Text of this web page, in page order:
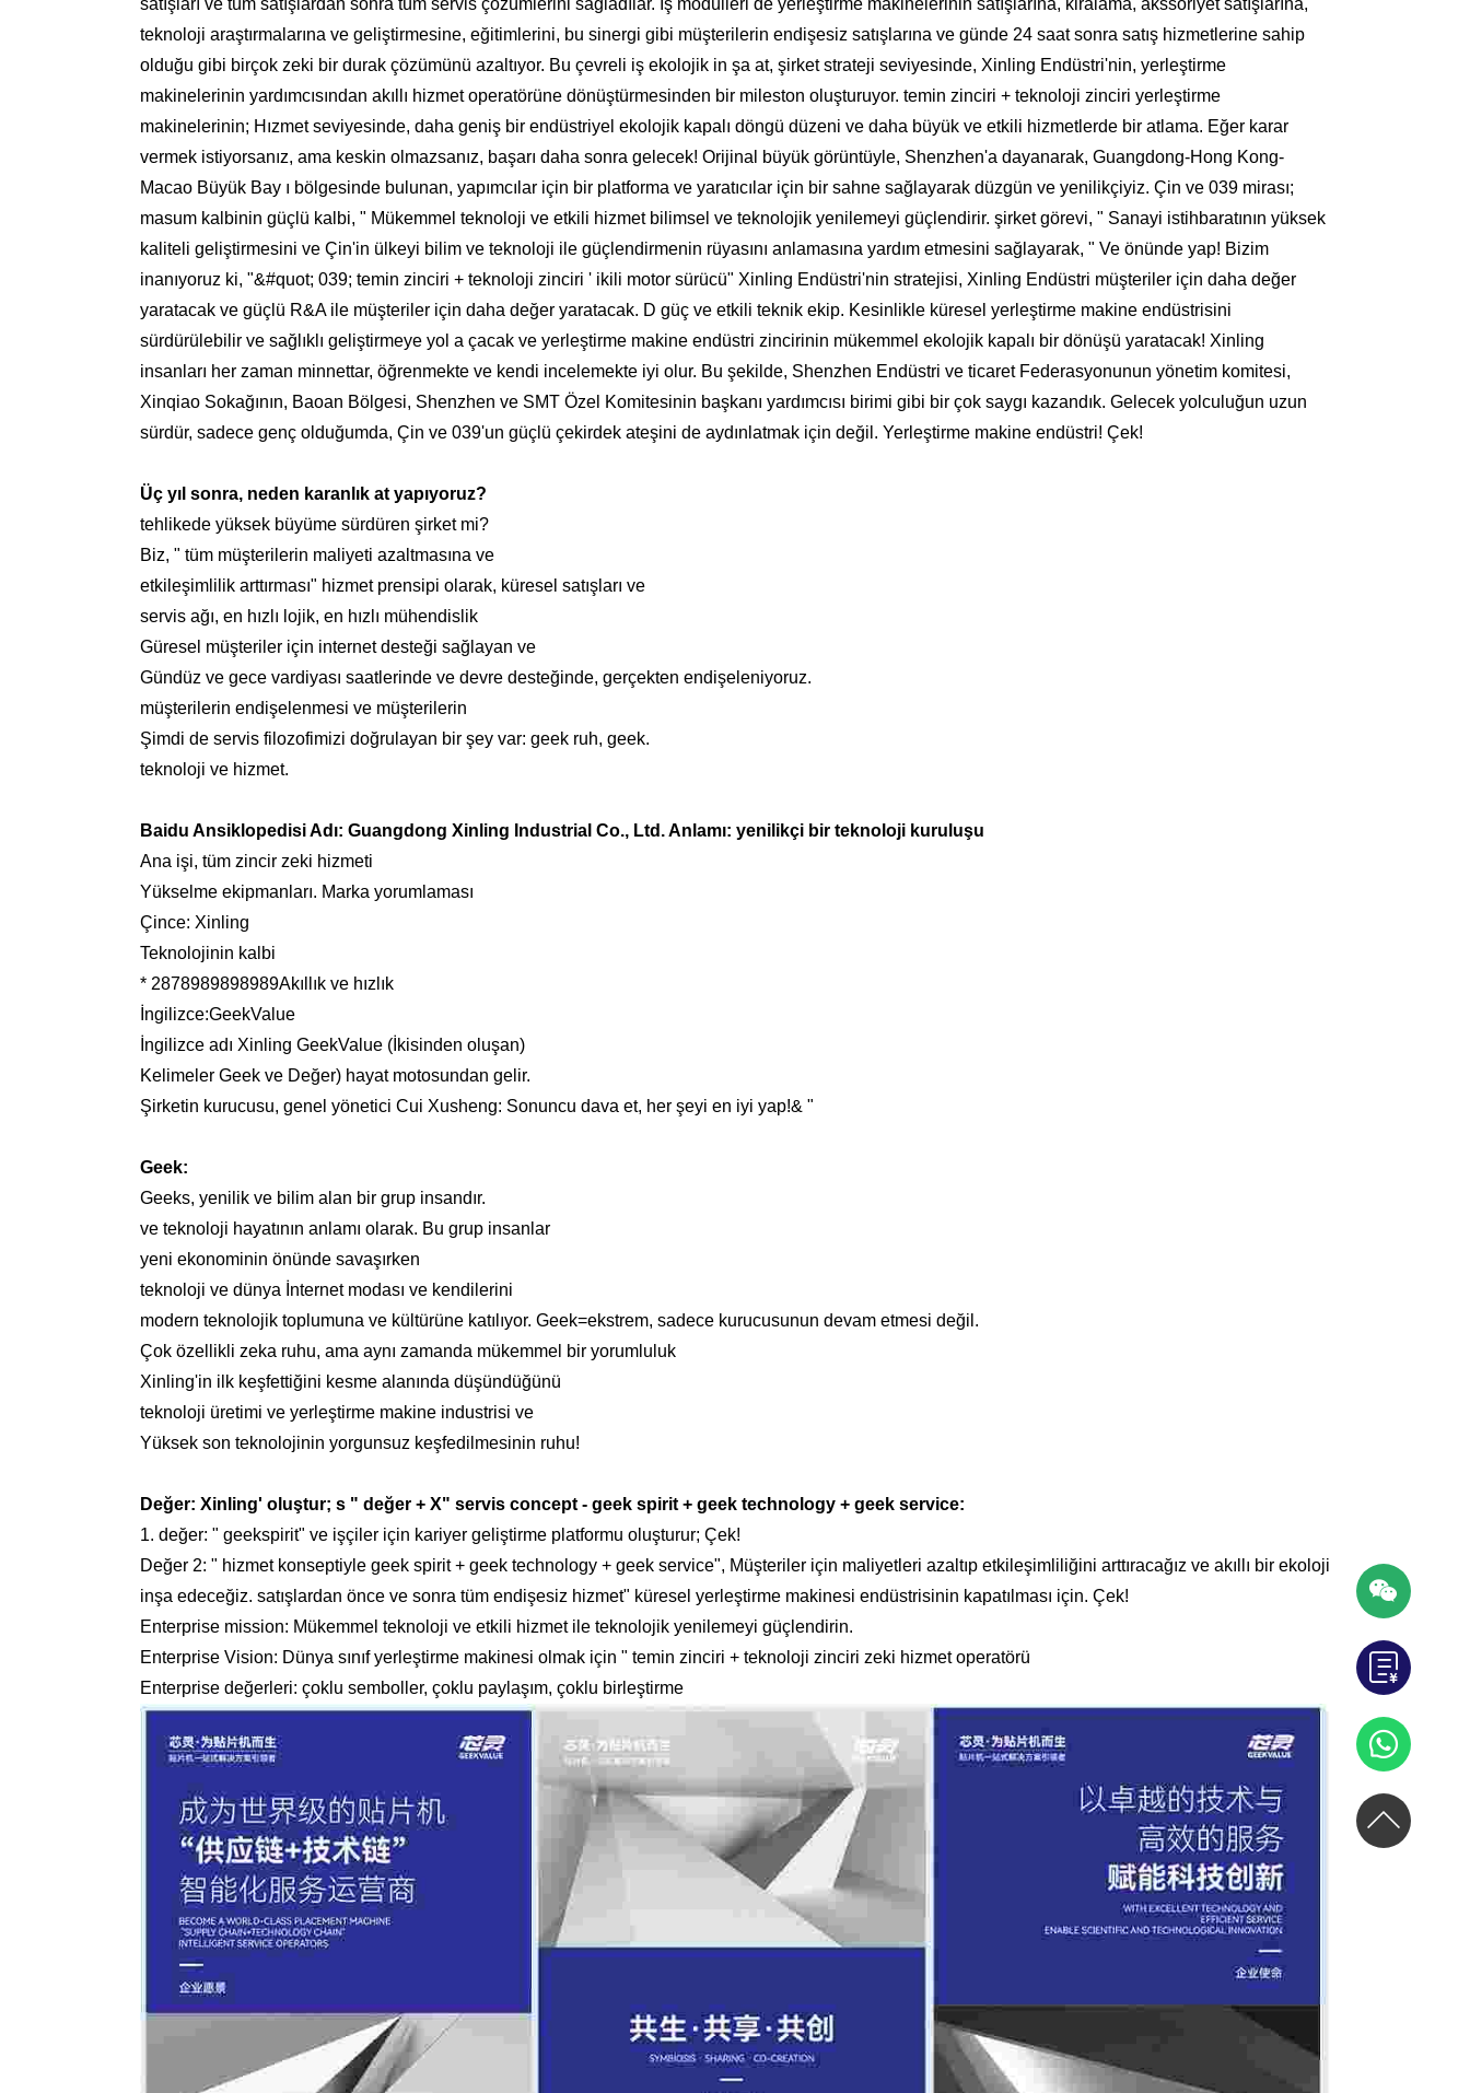
satışları ve tüm satışlardan sonra tüm servis çözümlerini sağladılar. İş modülleri de yerleştirme makinelerinin satışlarına, kiralama, akssoriyet satışlarına,
teknoloji araştırmalarına ve geliştirmesine, eğitimlerini, bu sinergi gibi müşterilerin endişesiz satışlarına ve günde 24 saat sonra satış hizmetlerine sahip
olduğu gibi birçok zeki bir durak çözümünü azaltıyor. Bu çevreli iş ekolojik in şa at, şirket strateji seviyesinde, Xinling Endüstri'nin, yerleştirme
makinelerinin yardımcısından akıllı hizmet operatörüne dönüştürmesinden bir mileston oluşturuyor. temin zinciri + teknoloji zinciri yerleştirme
makinelerinin; Hızmet seviyesinde, daha geniş bir endüstriyel ekolojik kapalı döngü düzeni ve daha büyük ve etkili hizmetlerde bir atlama. Eğer karar
vermek istiyorsanız, ama keskin olmazsanız, başarı daha sonra gelecek! Orijinal büyük görüntüyle, Shenzhen'a dayanarak, Guangdong-Hong Kong-
Macao Büyük Bay ı bölgesinde bulunan, yapımcılar için bir platforma ve yaratıcılar için bir sahne sağlayarak düzgün ve yenilikçiyiz. Çin ve 039 mirası;
masum kalbinin güçlü kalbi, " Mükemmel teknoloji ve etkili hizmet bilimsel ve teknolojik yenilemeyi güçlendirir. şirket görevi, " Sanayi istihbaratının yüksek
kaliteli geliştirmesini ve Çin'in ülkeyi bilim ve teknoloji ile güçlendirmenin rüyasını anlamasına yardım etmesini sağlayarak, " Ve önünde yap! Bizim
inanıyoruz ki, "&#quot; 039; temin zinciri + teknoloji zinciri ' ikili motor sürücü" Xinling Endüstri'nin stratejisi, Xinling Endüstri müşteriler için daha değer
yaratacak ve güçlü R&A ile müşteriler için daha değer yaratacak. D güç ve etkili teknik ekip. Kesinlikle küresel yerleştirme makine endüstrisini
sürdürülebilir ve sağlıklı geliştirmeye yol a çacak ve yerleştirme makine endüstri zincirinin mükemmel ekolojik kapalı bir dönüşü yaratacak! Xinling
insanları her zaman minnettar, öğrenmekte ve kendi incelemekte iyi olur. Bu şekilde, Shenzhen Endüstri ve ticaret Federasyonunun yönetim komitesi,
Xinqiao Sokağının, Baoan Bölgesi, Shenzhen ve SMT Özel Komitesinin başkanı yardımcısı birimi gibi bir çok saygı kazandık. Gelecek yolculuğun uzun
sürdür, sadece genç olduğumda, Çin ve 039'un güçlü çekirdek ateşini de aydınlatmak için değil. Yerleştirme makine endüstri! Çek!
Üç yıl sonra, neden karanlık at yapıyoruz?
tehlikede yüksek büyüme sürdüren şirket mi?
Biz, " tüm müşterilerin maliyeti azaltmasına ve
etkileşimlilik arttırması" hizmet prensipi olarak, küresel satışları ve
servis ağı, en hızlı lojik, en hızlı mühendislik
Güresel müşteriler için internet desteği sağlayan ve
Gündüz ve gece vardiyası saatlerinde ve devre desteğinde, gerçekten endişeleniyoruz.
müşterilerin endişelenmesi ve müşterilerin
Şimdi de servis filozofimizi doğrulayan bir şey var: geek ruh, geek.
teknoloji ve hizmet.
Baidu Ansiklopedisi Adı: Guangdong Xinling Industrial Co., Ltd. Anlamı: yenilikçi bir teknoloji kuruluşu
Ana işi, tüm zincir zeki hizmeti
Yükselme ekipmanları. Marka yorumlaması
Çince: Xinling
Teknolojinin kalbi
* 2878989898989Akıllık ve hızlık
İngilizce:GeekValue
İngilizce adı Xinling GeekValue (İkisinden oluşan)
Kelimeler Geek ve Değer) hayat motosundan gelir.
Şirketin kurucusu, genel yönetici Cui Xusheng: Sonuncu dava et, her şeyi en iyi yap!& "
Geek:
Geeks, yenilik ve bilim alan bir grup insandır.
ve teknoloji hayatının anlamı olarak. Bu grup insanlar
yeni ekonominin önünde savaşırken
teknoloji ve dünya İnternet modası ve kendilerini
modern teknolojik toplumuna ve kültürüne katılıyor. Geek=ekstrem, sadece kurucusunun devam etmesi değil.
Çok özellikli zeka ruhu, ama aynı zamanda mükemmel bir yorumluluk
Xinling'in ilk keşfettiğini kesme alanında düşündüğünü
teknoloji üretimi ve yerleştirme makine industrisi ve
Yüksek son teknolojinin yorgunsuz keşfedilmesinin ruhu!
Değer: Xinling' oluştur; s " değer + X" servis concept - geek spirit + geek technology + geek service:
1. değer: " geekspirit" ve işçiler için kariyer geliştirme platformu oluşturur; Çek!
Değer 2: " hizmet konseptiyle geek spirit + geek technology + geek service", Müşteriler için maliyetleri azaltıp etkileşimliliğini arttıracağız ve akıllı bir ekoloji
inşa edeceğiz. satışlardan önce ve sonra tüm endişesiz hizmet" küresel yerleştirme makinesi endüstrisinin kapatılması için. Çek!
Enterprise mission: Mükemmel teknoloji ve etkili hizmet ile teknolojik yenilemeyi güçlendirin.
Enterprise Vision: Dünya sınıf yerleştirme makinesi olmak için " temin zinciri + teknoloji zinciri zeki hizmet operatörü
Enterprise değerleri: çoklu semboller, çoklu paylaşım, çoklu birleştirme